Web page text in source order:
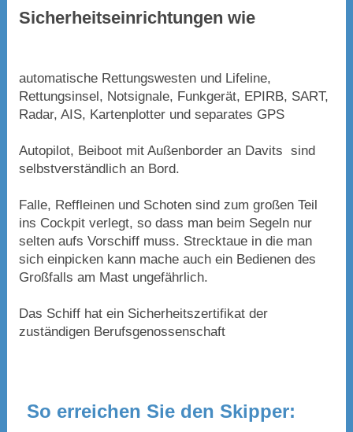
Sicherheitseinrichtungen wie
automatische Rettungswesten und Lifeline,
Rettungsinsel, Notsignale, Funkgerät, EPIRB, SART,
Radar, AIS, Kartenplotter und separates GPS
Autopilot, Beiboot mit Außenborder an Davits sind
selbstverständlich an Bord.
Falle, Reffleinen und Schoten sind zum großen Teil
ins Cockpit verlegt, so dass man beim Segeln nur
selten aufs Vorschiff muss. Strecktaue in die man
sich einpicken kann mache auch ein Bedienen des
Großfalls am Mast ungefährlich.
Das Schiff hat ein Sicherheitszertifikat der
zuständigen Berufsgenossenschaft
So erreichen Sie den Skipper: